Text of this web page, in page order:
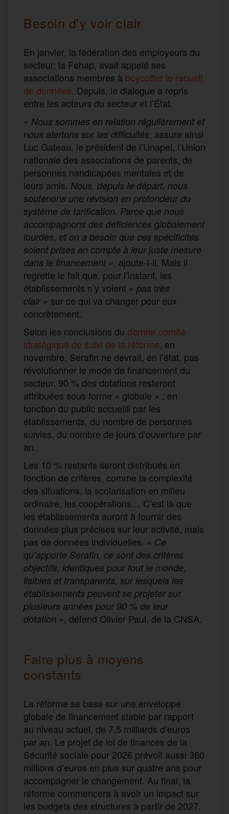
Besoin d’y voir clair
En janvier, la fédération des employeurs du
secteur, la Fehap, avait appelé ses
associations membres à boycotter le recueil
de données. Depuis, le dialogue a repris
entre les acteurs du secteur et l’État.
« Nous sommes en relation régulièrement et
nous alertons sur les difficultés, assure ainsi
Luc Gateau, le président de l’Unapei, l’Union
nationale des associations de parents, de
personnes handicapées mentales et de
leurs amis. Nous, depuis le départ, nous
soutenons une révision en profondeur du
système de tarification. Parce que nous
accompagnons des déficiences globalement
lourdes, et on a besoin que ces spécificités
soient prises en compte à leur juste mesure
dans le financement », ajoute-t-il. Mais il
regrette le fait que, pour l’instant, les
établissements n’y voient « pas très
clair » sur ce qui va changer pour eux
concrètement.
Selon les conclusions du dernier comité
stratégique de suivi de la réforme, en
novembre, Serafin ne devrait, en l’état, pas
révolutionner le mode de financement du
secteur. 90 % des dotations resteront
attribuées sous forme « globale » : en
fonction du public accueilli par les
établissements, du nombre de personnes
suivies, du nombre de jours d’ouverture par
an.
Les 10 % restants seront distribués en
fonction de critères, comme la complexité
des situations, la scolarisation en milieu
ordinaire, les coopérations… C’est là que
les établissements auront à fournir des
données plus précises sur leur activité, mais
pas de données individuelles. « Ce
qu’apporte Serafin, ce sont des critères
objectifs, identiques pour tout le monde,
lisibles et transparents, sur lesquels les
établissements peuvent se projeter sur
plusieurs années pour 90 % de leur
dotation », défend Olivier Paul, de la CNSA.
Faire plus à moyens
constants
La réforme se base sur une enveloppe
globale de financement stable par rapport
au niveau actuel, de 7,5 milliards d’euros
par an. Le projet de loi de finances de la
Sécurité sociale pour 2026 prévoit aussi 360
millions d’euros en plus sur quatre ans pour
accompagner le changement. Au final, la
réforme commencera à avoir un impact sur
les budgets des structures à partir de 2027.